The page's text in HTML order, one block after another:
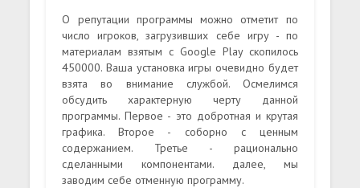
О репутации программы можно отметит по
число игроков, загрузивших себе игру - по
материалам взятым с Google Play скопилось
450000. Ваша установка игры очевидно будет
взята во внимание службой. Осмелимся
обсудить характерную черту данной
программы. Первое - это добротная и крутая
графика. Второе - соборно с ценным
содержанием. Третье - рационально
сделанными компонентами. далее, мы
заводим себе отменную программу.